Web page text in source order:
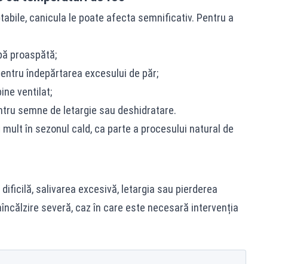
canicula le poate afecta semnificativ. Pentru a
proaspătă;
îndepărtarea excesului de păr;
ventilat;
semne de letargie sau deshidratare.
în sezonul cald, ca parte a procesului natural de
salivarea excesivă, letargia sau pierderea
severă, caz în care este necesară intervenția